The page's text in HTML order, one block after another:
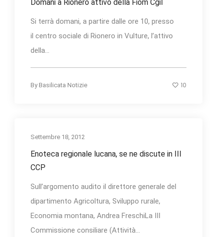
Domani a Rionero attivo della Fiom Cgil
Si terrà domani, a partire dalle ore 10, presso
il centro sociale di Rionero in Vulture, l’attivo
della...
By Basilicata Notizie 10
Settembre 18, 2012
Enoteca regionale lucana, se ne discute in III
CCP
Sull’argomento audito il direttore generale del
dipartimento Agricoltura, Sviluppo rurale,
Economia montana, Andrea FreschiLa III
Commissione consiliare (Attività...